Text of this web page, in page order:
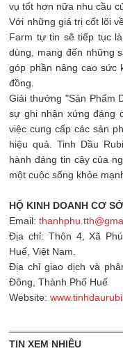
vụ tốt hơn nữa nhu cầu
Với những giá trị cốt lõi
Farm tự tin sẽ tiếp tục
dùng, mang đến những
góp phần nâng cao sức
đồng.
Giải thưởng "Sản Phẩm
sự ghi nhận xứng đáng
việc cung cấp các sản
hiệu quả. Tinh Dầu
hành đáng tin cậy của
một cuộc sống khỏe
HỘ KINH DOANH CƠ
Email:
Địa chỉ: Thôn 4, Xã
Huế, Việt Nam.
Địa chỉ giao dịch và
Đông, Thành Phố Huế
Website:
TIN XEM NHIỀU